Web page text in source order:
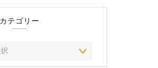
カテゴリー